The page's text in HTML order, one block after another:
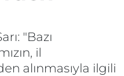
"Bazı
il
alınmasıyla ilgili